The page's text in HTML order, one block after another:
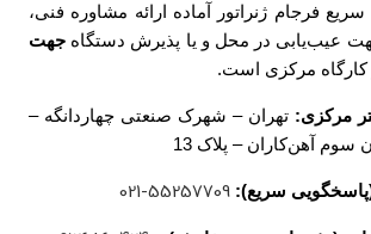
فرجام ژنراتور آماده ارائه مشاوره فنی،
عیب‌یابی در محل و یا پذیرش دستگاه جهت
کارگاه مرکزی است.
مرکزی: تهران – شهرک صنعتی چهاردانگه –
سوم آهن‌کاران – پلاک 13
سریع): 55257709-021